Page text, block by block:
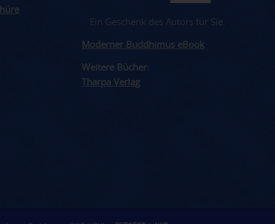
Ein Geschenk des Autors für Sie.
Moderner Buddhimus eBook
Weitere Bücher:
Tharpa Verlag